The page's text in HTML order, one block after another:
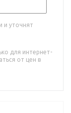
и уточнят
для интернет-
от цен в